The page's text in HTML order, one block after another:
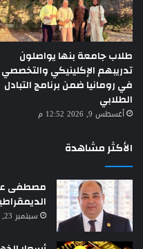
طلاب جامعة بنها يواصلون
تدريبهم الإكلينيكي والتخصصي
في رومانيا ضمن برنامج التبادل
الطلابي
أغسطس 9, 2026 12:52 م
الأكثر مشاهدة
مصطفى
سبتمبر 23, 2023 7:18 م